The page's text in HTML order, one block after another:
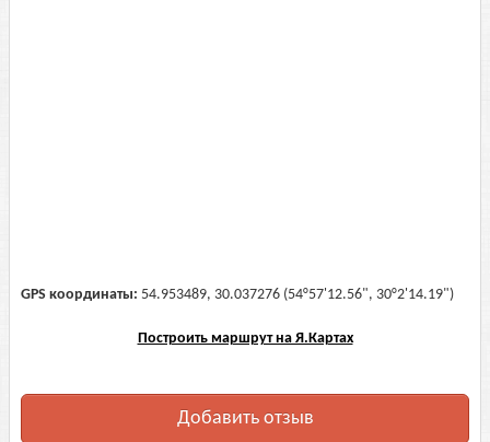
GPS координаты: 54.953489, 30.037276 (54°57'12.56", 30°2'14.19")
Построить маршрут на Я.Картах
Добавить отзыв